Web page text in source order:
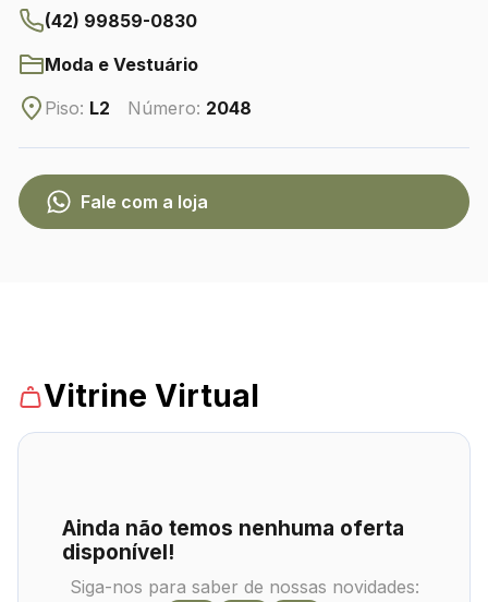
CONTATO
WhatsApp
Vitrine
(42) 99859-0830
Moda e Vestuário
Piso: L2 Número: 2048
Fale com a loja
Vitrine Virtual
Ainda não temos nenhuma oferta
disponível!
Siga-nos para saber de nossas novidades: